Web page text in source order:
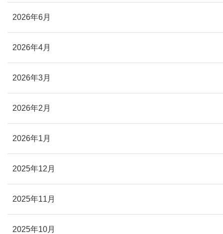
2026年6月
2026年4月
2026年3月
2026年2月
2026年1月
2025年12月
2025年11月
2025年10月